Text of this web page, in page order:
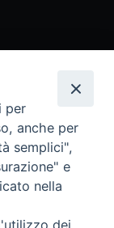
per
anche per
semplici",
e
nella